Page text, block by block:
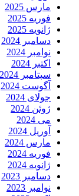
مارس 2025
فوریه 2025
ژانویه 2025
دسامبر 2024
نوامبر 2024
اکتبر 2024
سپتامبر 2024
آگوست 2024
جولای 2024
ژوئن 2024
می 2024
آوریل 2024
مارس 2024
فوریه 2024
ژانویه 2024
دسامبر 2023
نوامبر 2023